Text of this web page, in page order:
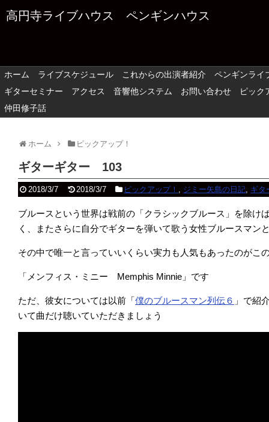
高円寺ライブハウス ペンギンハウス
ホーム ライブスケジュール これからの出演者紹介
ペンギンライ
ギターセミナー
アクセス 音響他システム お問い合わせ
ピック
仲田修子話
ホーム ピックアップ！
ギターギター 103
2018/3/7 2018/3/7 ピックアップ！ , ジミー矢島の日記, ギタ
ブルースという世界は戦前の「クラシックブルース」を除け
く、またさらに自分でギターを弾いて歌う女性ブルースマン
その中で唯一と言っていいくらい実力も人気もあったのがこ
「メンフィス・ミニー Memphis Minnie」です
ただ、彼女については以前「僕のブルースマン列伝６ 」で紹
いて曲だけ聴いていただきましょう